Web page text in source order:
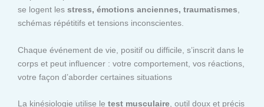
se logent les stress, émotions anciennes, traumatismes,
schémas répétitifs et tensions inconscientes.
Chaque événement de vie, positif ou difficile, s’inscrit dans le
corps et peut influencer : votre comportement, vos réactions,
votre façon d’aborder certaines situations
La kinésiologie utilise le test musculaire, outil doux et précis